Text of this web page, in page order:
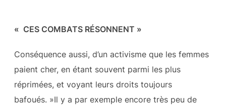
« CES COMBATS RÉSONNENT »
Conséquence aussi, d’un activisme que les femmes
paient cher, en étant souvent parmi les plus
réprimées, et voyant leurs droits toujours
bafoués. »Il y a par exemple encore très peu de